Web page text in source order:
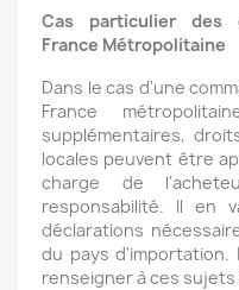
Cas particulier des
France Métropolitaine
Dans le cas d'une
France
supplémentaires,
locales peuvent être
charge de
responsabilité. Il en
déclarations
du pays d'importation.
renseigner à ces